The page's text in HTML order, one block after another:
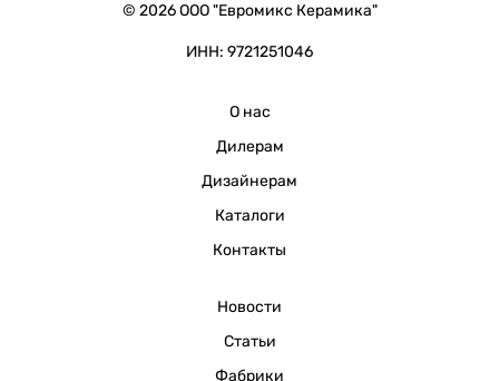
© 2026 ООО "Евромикс Керамика"
ИНН: 9721251046
О нас
Дилерам
Дизайнерам
Каталоги
Контакты
Новости
Статьи
Фабрики